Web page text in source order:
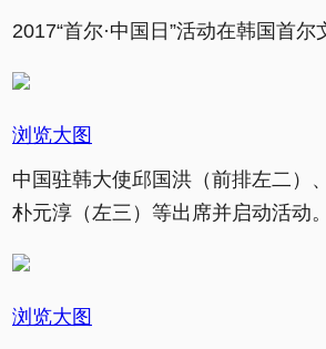
2017“首尔·中国日”活动在韩国首尔
浏览大图
中国驻韩大使邱国洪（前排左二）
朴元淳（左三）等出席并启动活动。
浏览大图